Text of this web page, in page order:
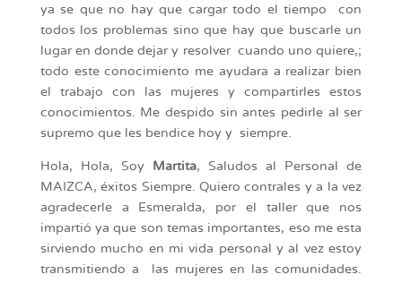
ya se que no hay que cargar todo el tiempo con
todos los problemas sino que hay que buscarle un
lugar en donde dejar y resolver cuando uno quiere,;
todo este conocimiento me ayudara a realizar bien
el trabajo con las mujeres y compartirles estos
conocimientos. Me despido sin antes pedirle al ser
supremo que les bendice hoy y siempre.
Hola, Hola, Soy Martita, Saludos al Personal de
MAIZCA, éxitos Siempre. Quiero contrales y a la vez
agradecerle a Esmeralda, por el taller que nos
impartió ya que son temas importantes, eso me esta
sirviendo mucho en mi vida personal y al vez estoy
transmitiendo a las mujeres en las comunidades.